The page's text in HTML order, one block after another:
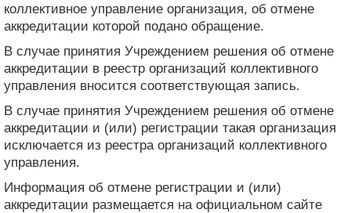
коллективное управление организация, об отмене
аккредитации которой подано обращение.
В случае принятия Учреждением решения об отмене
аккредитации в реестр организаций коллективного
управления вносится соответствующая запись.
В случае принятия Учреждением решения об отмене
аккредитации и (или) регистрации такая организация
исключается из реестра организаций коллективного
управления.
Информация об отмене регистрации и (или)
аккредитации размещается на официальном сайте